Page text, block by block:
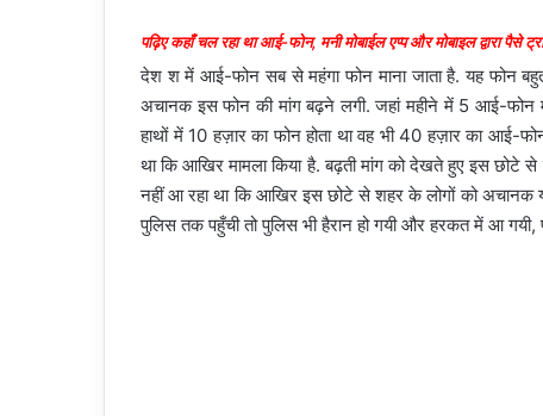
पढ़िए कहाँ चल रहा था आई-फोन, मनी मोबाईल एप्प और मोबाइल द्वारा
देश श में आई-फोन सब से महंगा फोन माना जाता है. यह फोन
अचानक इस फोन की मांग बढ़ने लगी. जहां महीने में 5 आई-
हाथों में 10 हज़ार का फोन होता था वह भी 40 हज़ार का आई-
था कि आखिर मामला किया है. बढ़ती मांग को देखते हुए इस
नहीं आ रहा था कि आखिर इस छोटे से शहर के लोगों को
पुलिस तक पहुँची तो पुलिस भी हैरान हो गयी और हरकत में आ गयी,